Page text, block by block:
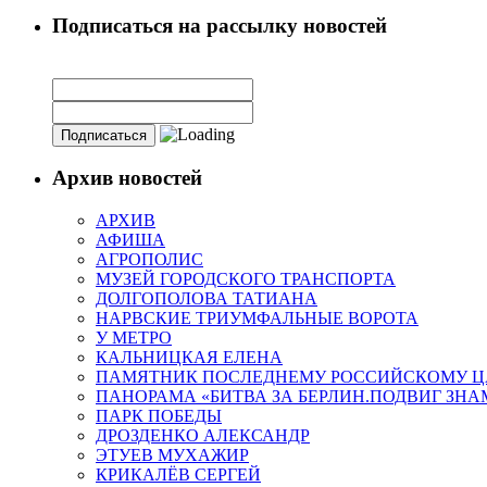
Подписаться на рассылку новостей
Архив новостей
АРХИВ
АФИША
АГРОПОЛИС
МУЗЕЙ ГОРОДСКОГО ТРАНСПОРТА
ДОЛГОПОЛОВА ТАТИАНА
НАРВСКИЕ ТРИУМФАЛЬНЫЕ ВОРОТА
У МЕТРО
КАЛЬНИЦКАЯ ЕЛЕНА
ПАМЯТНИК ПОСЛЕДНЕМУ РОССИЙСКОМУ
ПАНОРАМА «БИТВА ЗА БЕРЛИН.ПОДВИГ
ПАРК ПОБЕДЫ
ДРОЗДЕНКО АЛЕКСАНДР
ЭТУЕВ МУХАЖИР
КРИКАЛЁВ СЕРГЕЙ